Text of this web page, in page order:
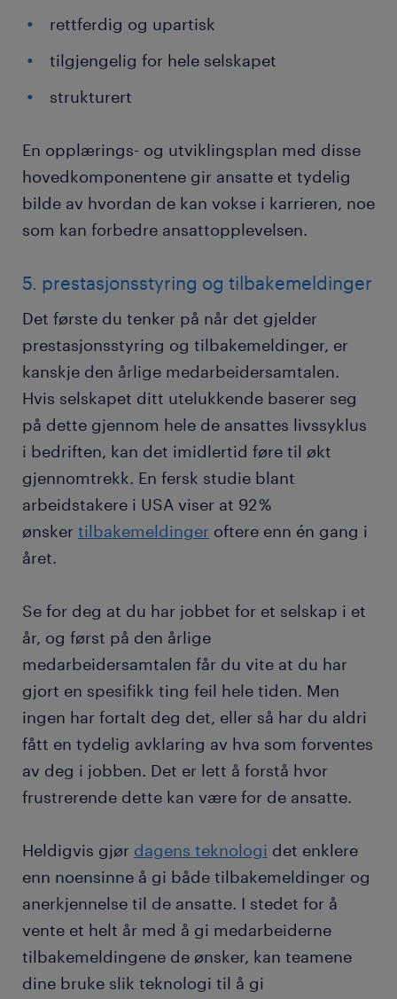
rettferdig og upartisk
tilgjengelig for hele selskapet
strukturert
En opplærings- og utviklingsplan med disse
hovedkomponentene gir ansatte et tydelig
bilde av hvordan de kan vokse i karrieren, noe
som kan forbedre ansattopplevelsen.
5. prestasjonsstyring og tilbakemeldinger
Det første du tenker på når det gjelder
prestasjonsstyring og tilbakemeldinger, er
kanskje den årlige medarbeidersamtalen.
Hvis selskapet ditt utelukkende baserer seg
på dette gjennom hele de ansattes livssyklus
i bedriften, kan det imidlertid føre til økt
gjennomtrekk. En fersk studie blant
arbeidstakere i USA viser at 92 %
ønsker tilbakemeldinger oftere enn én gang i
året.
Se for deg at du har jobbet for et selskap i et
år, og først på den årlige
medarbeidersamtalen får du vite at du har
gjort en spesifikk ting feil hele tiden. Men
ingen har fortalt deg det, eller så har du aldri
fått en tydelig avklaring av hva som forventes
av deg i jobben. Det er lett å forstå hvor
frustrerende dette kan være for de ansatte.
Heldigvis gjør dagens teknologi det enklere
enn noensinne å gi både tilbakemeldinger og
anerkjennelse til de ansatte. I stedet for å
vente et helt år med å gi medarbeiderne
tilbakemeldingene de ønsker, kan teamene
dine bruke slik teknologi til å gi